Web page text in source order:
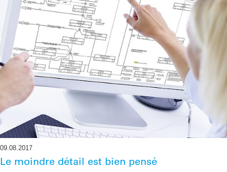
09.08.2017
Le moindre détail est bien pensé